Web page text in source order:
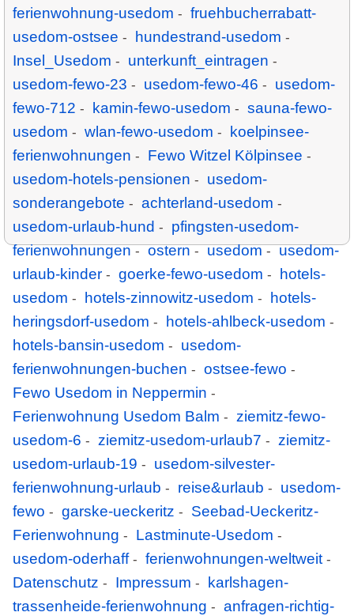
ferienwohnung-usedom - fruehbucherrabatt-
usedom-ostsee - hundestrand-usedom -
Insel_Usedom - unterkunft_eintragen -
usedom-fewo-23 - usedom-fewo-46 - usedom-
fewo-712 - kamin-fewo-usedom - sauna-fewo-
usedom - wlan-fewo-usedom -
koelpinsee-
ferienwohnungen - Fewo Witzel Kölpinsee -
usedom-hotels-pensionen - usedom-
sonderangebote - achterland-usedom -
usedom-urlaub-hund - pfingsten-usedom-
ferienwohnungen - ostern - usedom - usedom-
urlaub-kinder - goerke-fewo-usedom -
hotels-
usedom - hotels-zinnowitz-usedom -
hotels-
heringsdorf-usedom - hotels-ahlbeck-usedom -
hotels-bansin-usedom - usedom-
ferienwohnungen-buchen - ostsee-fewo -
Fewo Usedom in Neppermin -
Ferienwohnung Usedom Balm - ziemitz-fewo-
usedom-6 - ziemitz-usedom-urlaub7 - ziemitz-
usedom-urlaub-19 - usedom-silvester-
ferienwohnung-urlaub - reise&urlaub - usedom-
fewo - garske-ueckeritz - Seebad-Ueckeritz-
Ferienwohnung - Lastminute-Usedom -
usedom-oderhaff- ferienwohnungen-weltweit-
Datenschutz - Impressum -
karlshagen-
trassenheide-ferienwohnung - anfragen-richtig-